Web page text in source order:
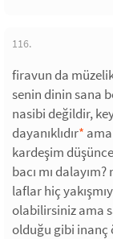
116.
firavun da
senin dinin sana
nasibi değildir,
dayanıklıdır*
kardeşim
bacı mı
laflar hiç
olabilirsiniz ama
olduğu gibi inanç